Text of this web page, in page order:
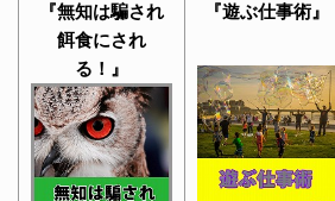
『無知は騙され
餌食にされ
る！』
『遊ぶ仕事術』